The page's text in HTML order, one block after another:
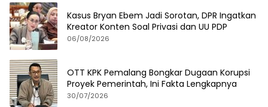
Kasus Bryan Ebem Jadi Sorotan, DPR Ingatkan
Kreator Konten Soal Privasi dan UU PDP
06/08/2026
OTT KPK Pemalang Bongkar Dugaan Korupsi
Proyek Pemerintah, Ini Fakta Lengkapnya
30/07/2026